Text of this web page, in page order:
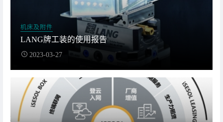
机床及附件
LANG牌工装的使用报告
2023-03-27